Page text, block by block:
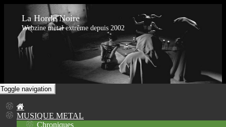
La Horde Noire
Webzine metal extrême depuis 2002
Toggle navigation
MUSIQUE METAL
Chroniques